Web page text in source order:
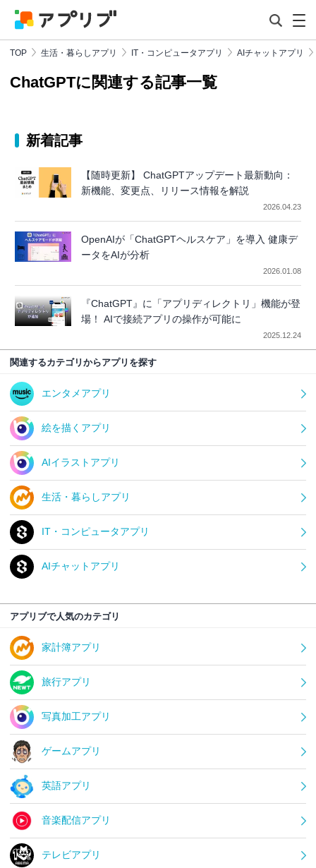
TOP 生活・暮らしアプリ IT・コンピュータアプリ AIチャットアプリ
ChatGPTに関連する記事一覧
新着記事
【随時更新】 ChatGPTアップデート最新動向：
新機能、変更点、リリース情報を解説
2026.04.23
OpenAIが「ChatGPTヘルスケア」を導入 健康デ
ータをAIが分析
2026.01.08
『ChatGPT』に「アプリディレクトリ」機能が登
場！ AIで接続アプリの操作が可能に
2025.12.24
関連するカテゴリからアプリを探す
エンタメアプリ
絵を描くアプリ
AIイラストアプリ
生活・暮らしアプリ
IT・コンピュータアプリ
AIチャットアプリ
アプリブで人気のカテゴリ
家計簿アプリ
旅行アプリ
写真加工アプリ
ゲームアプリ
英語アプリ
音楽配信アプリ
テレビアプリ